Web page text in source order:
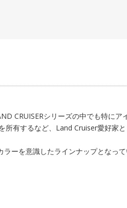
CRUISERシリーズの中でも特に
有するなど、Land Cruiser愛好家
ーを意識したラインナップとなっ